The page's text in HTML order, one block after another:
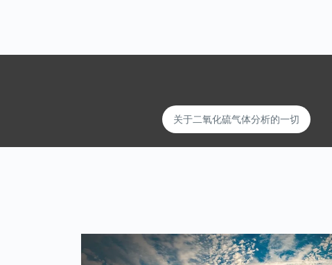
关于二氧化硫气体分析的一切